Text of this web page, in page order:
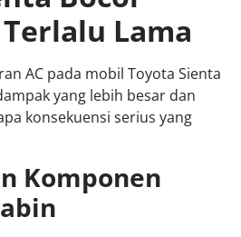
Lama
AC pada mobil Toyota Sienta
yang lebih besar dan
konsekuensi serius yang
Komponen